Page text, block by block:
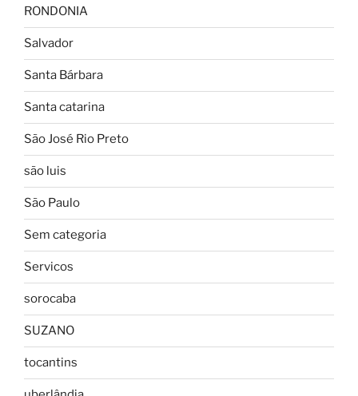
RONDONIA
Salvador
Santa Bárbara
Santa catarina
São José Rio Preto
são luis
São Paulo
Sem categoria
Servicos
sorocaba
SUZANO
tocantins